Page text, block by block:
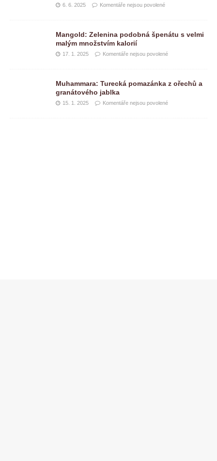
6. 6. 2025 Komentáře nejsou povolené
Mangold: Zelenina podobná špenátu s velmi
malým množstvím kalorií
17. 1. 2025 Komentáře nejsou povolené
Muhammara: Turecká pomazánka z ořechů a
granátového jablka
15. 1. 2025 Komentáře nejsou povolené